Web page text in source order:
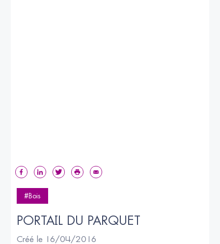
#Bois
PORTAIL DU PARQUET
Créé le 16/04/2016